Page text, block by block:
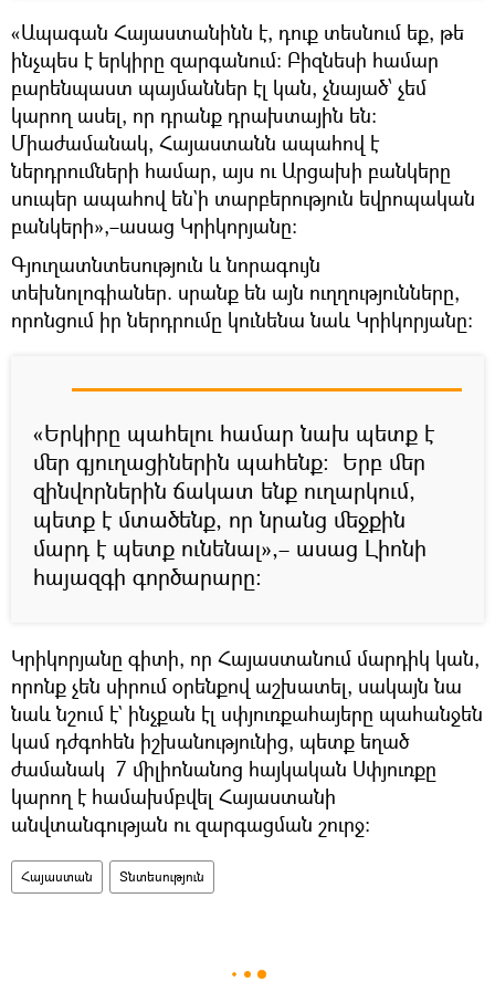
«Ապագան Հայաստանինն է, դուք տեսնում եք, թե
ինչպես է երկիրը զարգանում։ Բիզնեսի համար
բարենպաստ պայմաններ էլ կան, չնայած՝ չեմ
կարող ասել, որ դրանք դրախտային են։
Միաժամանակ, Հայաստանն ապահով է
ներդրումների համար, այս ու Արցախի բանկերը
սուպեր ապահով են`ի տարբերություն եվրոպական
բանկերի»,–ասաց Կրիկորյանը։
Գյուղատնտեսություն և նորագույն
տեխնոլոգիաներ. սրանք են այն ուղղությունները,
որոնցում իր ներդրումը կունենա նաև Կրիկորյանը։
«Երկիրը պահելու համար նախ պետք է
մեր գյուղացիներին պահենք։ Երբ մեր
զինվորներին ճակատ ենք ուղարկում,
պետք է մտածենք, որ նրանց մեջքին
մարդ է պետք ունենալ»,– ասաց Լիոնի
հայազգի գործարարը։
Կրիկորյանը գիտի, որ Հայաստանում մարդիկ կան,
որոնք չեն սիրում օրենքով աշխատել, սակայն նա
նաև նշում է` ինչքան էլ սփյուռքահայերը պահանջեն
կամ դժգոհեն իշխանությունից, պետք եղած
ժամանակ 7 միլիոնանոց հայկական Սփյուռքը
կարող է համախմբվել Հայաստանի
անվտանգության ու զարգացման շուրջ։
Հայաստան Տնտեսություն